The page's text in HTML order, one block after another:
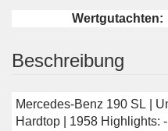
Wertgutachten:
Beschreibung
Mercedes-Benz 190 SL |
Hardtop | 1958 Highlights: